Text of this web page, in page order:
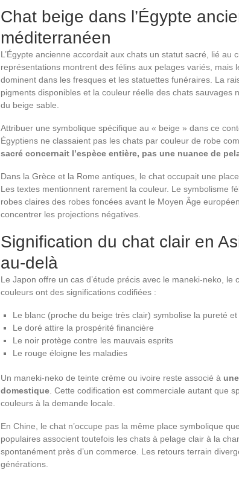
Chat beige dans l’Égypte
méditerranéen
L’Égypte ancienne accordait aux chats un statut sacré, lié au
représentations montrent des félins aux pelages variés, mais
dominent dans les fresques et les statuettes funéraires. La
pigments disponibles et la couleur réelle des chats sauvages
du beige sable.
Attribuer une symbolique spécifique au « beige » dans ce
Égyptiens ne classaient pas les chats par couleur de robe
sacré concernait l’espèce entière, pas une nuance de
Dans la Grèce et la Rome antiques, le chat occupait une
Les textes mentionnent rarement la couleur. Le symbolisme
robes claires des robes foncées avant le Moyen Âge
concentrer les projections négatives.
Signification du chat clair en
au-delà
Le Japon offre un cas d’étude précis avec le maneki-neko, le
couleurs ont des significations codifiées :
Le blanc (proche du beige très clair) symbolise la pureté
Le doré attire la prospérité financière
Le noir protège contre les mauvais esprits
Le rouge éloigne les maladies
Un maneki-neko de teinte crème ou ivoire reste associé à
domestique. Cette codification est commerciale autant que
couleurs à la demande locale.
En Chine, le chat n’occupe pas la même place symbolique
populaires associent toutefois les chats à pelage clair à la
spontanément près d’un commerce. Les retours terrain
générations.